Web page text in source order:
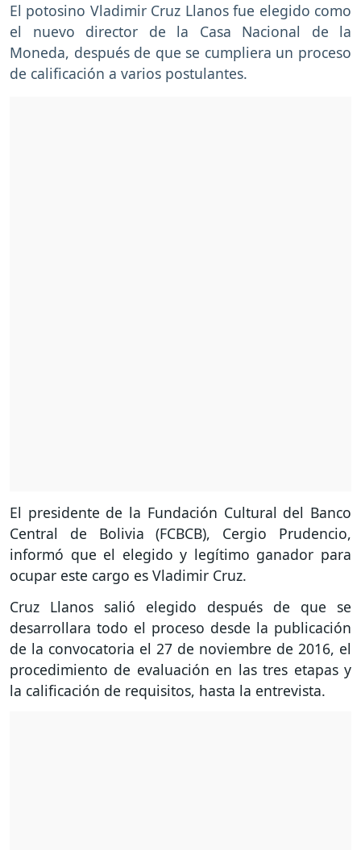
El potosino Vladimir Cruz Llanos fue elegido como
el nuevo director de la Casa Nacional de la
Moneda, después de que se cumpliera un proceso
de calificación a varios postulantes.
El presidente de la Fundación Cultural del Banco
Central de Bolivia (FCBCB), Cergio Prudencio,
informó que el elegido y legítimo ganador para
ocupar este cargo es Vladimir Cruz.
Cruz Llanos salió elegido después de que se
desarrollara todo el proceso desde la publicación
de la convocatoria el 27 de noviembre de 2016, el
procedimiento de evaluación en las tres etapas y
la calificación de requisitos, hasta la entrevista.